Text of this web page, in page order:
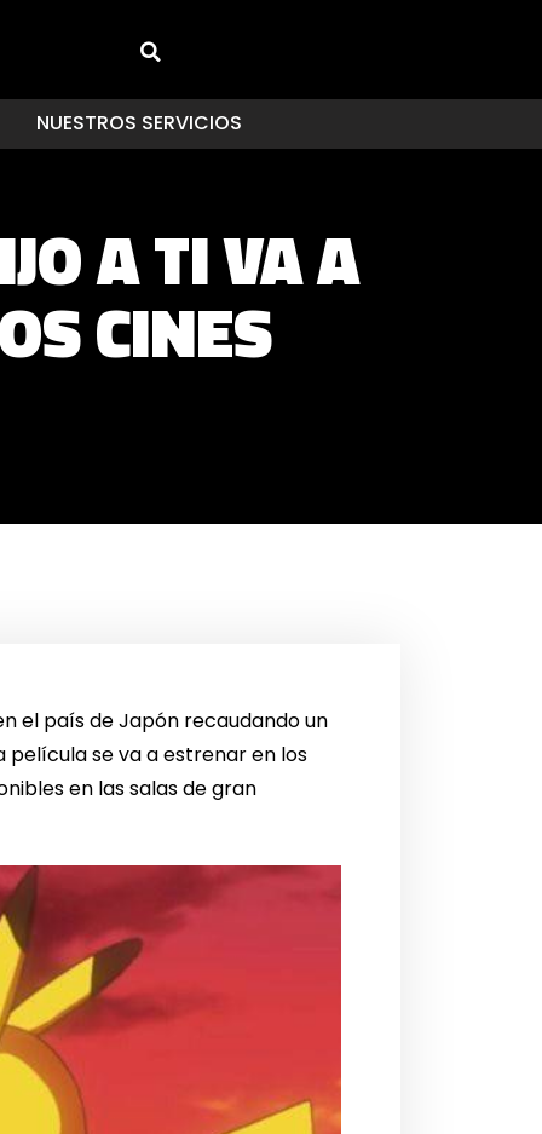
NUESTROS SERVICIOS
A TI VA A
CINES
el país de Japón recaudando un
película se va a estrenar en los
en las salas de gran